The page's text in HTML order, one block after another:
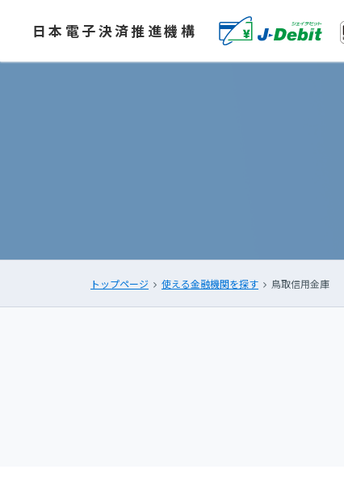
日本電子決済推進機構
トップページ 使える金融機関を探す 鳥取信用金庫